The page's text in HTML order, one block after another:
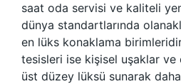
saat oda servisi ve kaliteli
dünya standartlarında
en lüks konaklama
tesisleri ise kişisel uşaklar
üst düzey lüksü sunarak daha